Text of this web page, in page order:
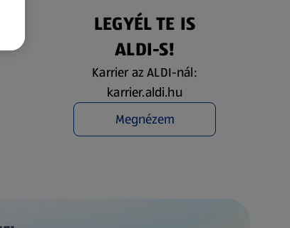
LEGYÉL TE IS
ALDI-S!
Karrier az ALDI-nál:
karrier.aldi.hu
Megnézem